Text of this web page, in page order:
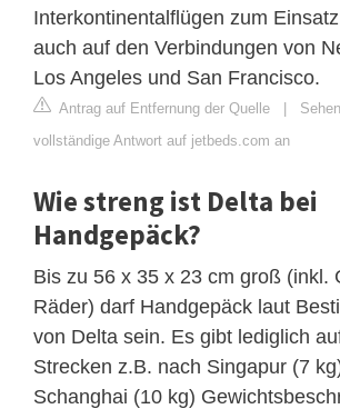
Interkontinentalflügen zum
auch auf den Verbindungen von
Los Angeles und San Francisco.
Antrag auf Entfernung der Quelle |
vollständige Antwort auf jetbeds.com an
Wie streng ist Delta bei
Handgepäck?
Bis zu 56 x 35 x 23 cm groß (inkl.
Räder) darf Handgepäck laut
von Delta sein. Es gibt lediglich
Strecken z.B. nach Singapur (7
Schanghai (10 kg)